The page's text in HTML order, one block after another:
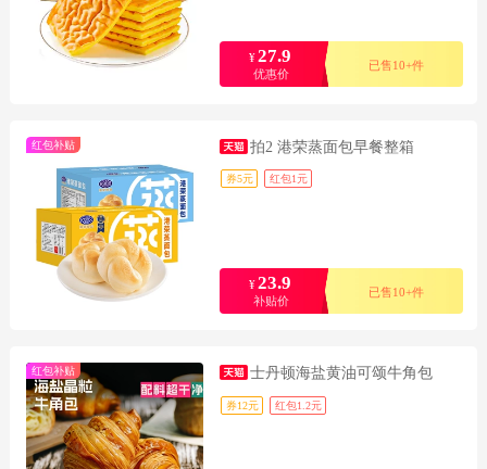
¥ 27.9
优惠价
已售10+件
红包补贴 拍2 港荣蒸面包早餐整箱
券5元 红包1元
¥ 23.9
补贴价
已售10+件
红包补贴 士丹顿海盐黄油可颂牛角包
券12元 红包1.2元